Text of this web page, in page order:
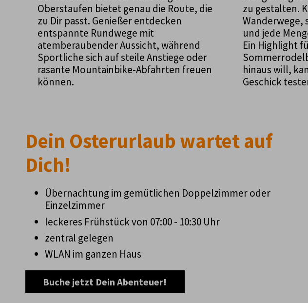
Oberstaufen bietet genau die Route, die
zu Dir passt. Genießer entdecken
entspannte Rundwege mit
atemberaubender Aussicht, während
Sportliche sich auf steile Anstiege oder
rasante Mountainbike-Abfahrten freuen
können.
zu gestalten.
Wanderwege,
und jede
Ein Highlight
hinaus will,
Geschick
Dein Osterurlaub wartet auf
Dich!
Übernachtung im gemütlichen Doppelzimmer oder
Einzelzimmer
leckeres Frühstück von 07:00 - 10:30 Uhr
zentral gelegen
WLAN im ganzen Haus
Buche jetzt Dein Abenteuer!